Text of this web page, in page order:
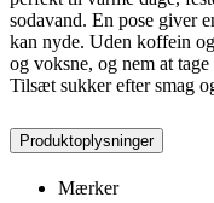
sodavand. En pose giver
kan nyde. Uden koffein
og voksne, og nem at
Tilsæt sukker efter smag
Produktoplysninger
Mærker